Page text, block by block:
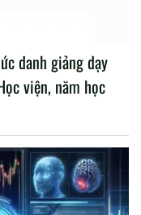
danh giảng dạy
viện, năm học